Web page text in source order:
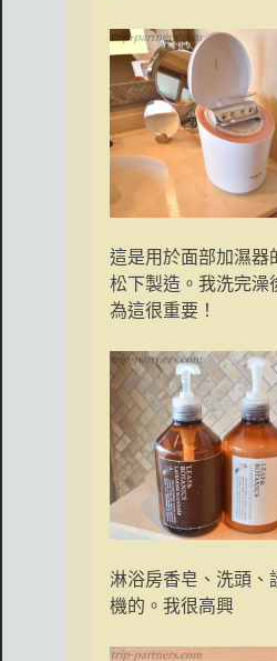
這是用於面部加濕器
松下製造。我洗完澡
為這很重要！
淋浴房香皂、洗頭、
機的。我很高興